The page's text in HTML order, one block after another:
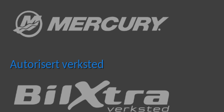
Autorisert verksted